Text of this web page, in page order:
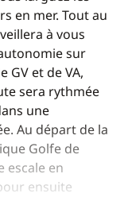
en mer. Tout au
à vous
sur
GV et de VA,
sera rythmée
une
Au départ de la
Golfe de
escale en
ensuite